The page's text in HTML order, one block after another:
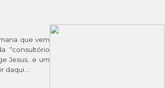
que vem
“consultório
Jesus…e um
daqui….